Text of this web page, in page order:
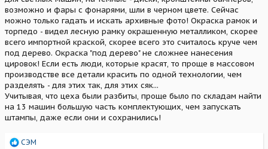
возможно и фары с фонарями, шли в черном цвете. Сейчас
можно только гадать и искать архивные фото! Окраска рамок и
торпедо - видел лесную рамку окрашенную металликом, скорее
всего импортной краской, скорее всего это считалось круче чем
под дерево. Окраска "под дерево" не сложнее нанесения
цировок! Если есть люди, которые красят, то проще в массовом
производстве все детали красить по одной технологии, чем
разделять - для этих так, для этих сяк...
Учитывая, что цеха были разбиты, проще было по складам найти
на 13 машин большую часть комплектующих, чем запускать
штампы, даже если они и сохранились!
Р
СЭМ